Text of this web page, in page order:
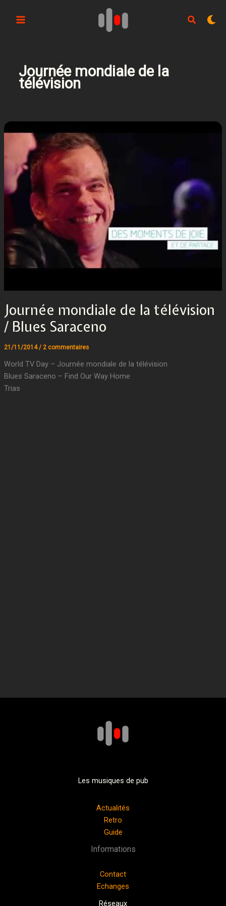
Journée mondiale de la
télévision
Journée mondiale de la télévision
/ Blues Saraceno
21/11/2014/ 2 commentaires
World TV Day – Journée mondiale de la télévision
Blues Saraceno – Find Our Way Home
Trias
Les musiques de pub
Actualités
Retro
Guide
Informations
Contact
Echanges
Réseaux